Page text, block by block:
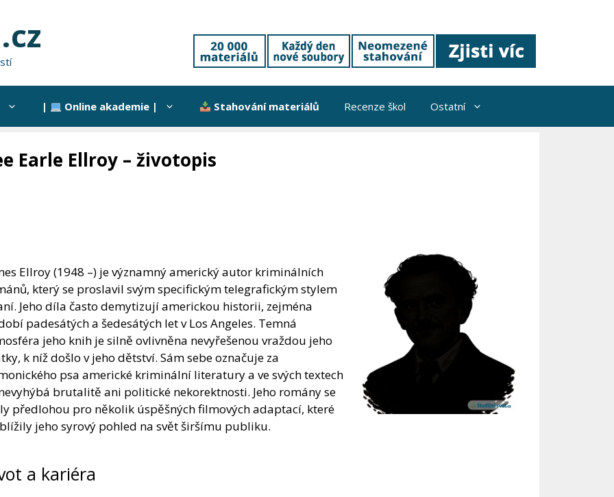
| Online akademie | Stahování materiálů Recenze škol Ostatní
Earle Ellroy – životopis
Ellroy (1948 –) je významný americký autor kriminálních
který se proslavil svým specifickým telegrafickým stylem
Jeho díla často demytizují americkou historii, zejména
padesátých a šedesátých let v Los Angeles. Temná
jeho knih je silně ovlivněna nevyřešenou vraždou jeho
k níž došlo v jeho dětství. Sám sebe označuje za
psa americké kriminální literatury a ve svých textech
brutalitě ani politické nekorektnosti. Jeho romány se
předlohou pro několik úspěšných filmových adaptací, které
jeho syrový pohled na svět širšímu publiku.
a kariéra